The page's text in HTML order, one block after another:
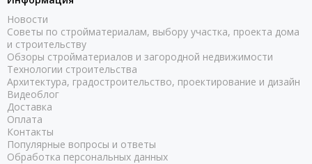
Новости
Советы по стройматериалам, выбору участка, проекта дома
и строительству
Обзоры стройматериалов и загородной недвижимости
Технологии строительства
Архитектура, градостроительство, проектирование и дизайн
Видеоблог
Доставка
Оплата
Контакты
Популярные вопросы и ответы
Обработка персональных данных